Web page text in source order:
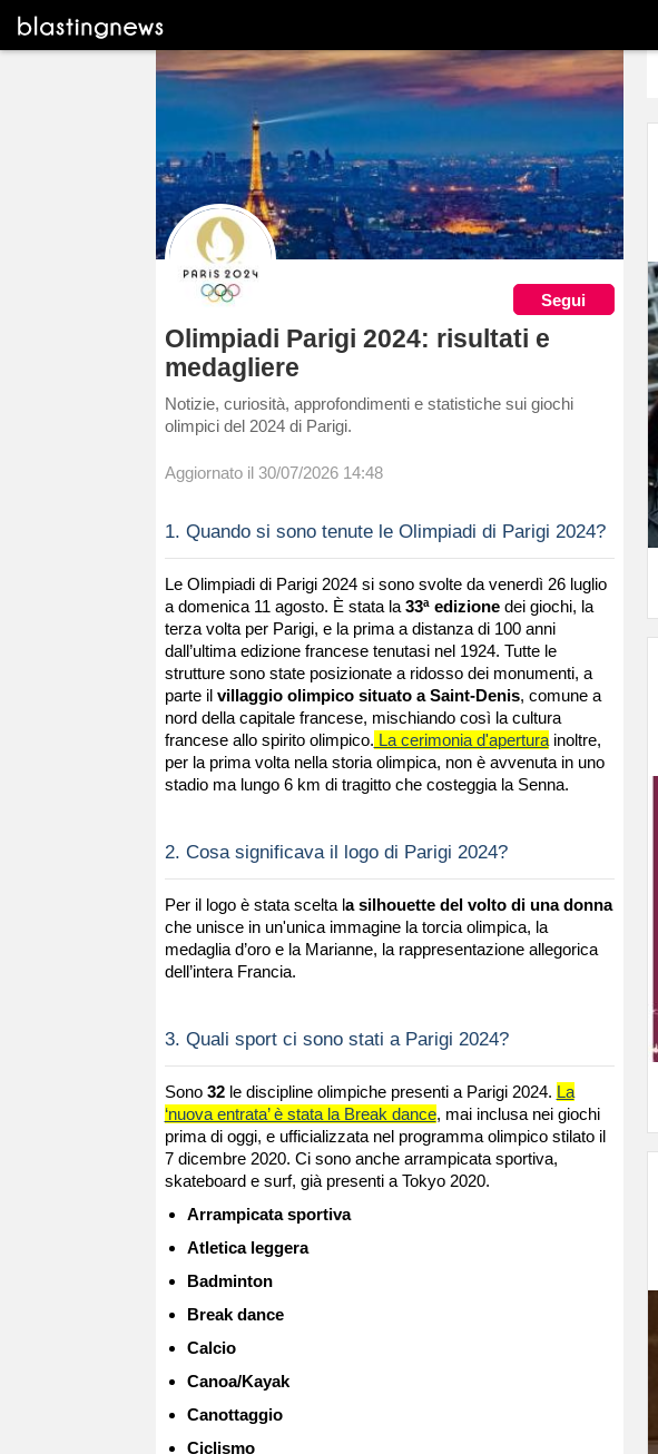
Segui
Olimpiadi Parigi 2024: risultati e
medagliere
Notizie, curiosità, approfondimenti e statistiche sui giochi
olimpici del 2024 di Parigi.
Aggiornato il 30/07/2026 14:48
1. Quando si sono tenute le Olimpiadi di Parigi 2024?
Le Olimpiadi di Parigi 2024 si sono svolte da venerdì 26 luglio
a domenica 11 agosto. È stata la 33ª edizione dei giochi, la
terza volta per Parigi, e la prima a distanza di 100 anni
dall’ultima edizione francese tenutasi nel 1924. Tutte le
strutture sono state posizionate a ridosso dei monumenti, a
parte il villaggio olimpico situato a Saint-Denis, comune a
nord della capitale francese, mischiando così la cultura
francese allo spirito olimpico. La cerimonia d'aperturainoltre,
per la prima volta nella storia olimpica, non è avvenuta in uno
stadio ma lungo 6 km di tragitto che costeggia la Senna.
2. Cosa significava il logo di Parigi 2024?
Per il logo è stata scelta la silhouette del volto di una donna
che unisce in un'unica immagine la torcia olimpica, la
medaglia d’oro e la Marianne, la rappresentazione allegorica
dell’intera Francia.
3. Quali sport ci sono stati a Parigi 2024?
Sono 32 le discipline olimpiche presenti a Parigi 2024. La
‘nuova entrata’ è stata la Break dance, mai inclusa nei giochi
prima di oggi, e ufficializzata nel programma olimpico stilato il
7 dicembre 2020. Ci sono anche arrampicata sportiva,
skateboard e surf, già presenti a Tokyo 2020.
Arrampicata sportiva
Atletica leggera
Badminton
Break dance
Calcio
Canoa/Kayak
Canottaggio
Ciclismo